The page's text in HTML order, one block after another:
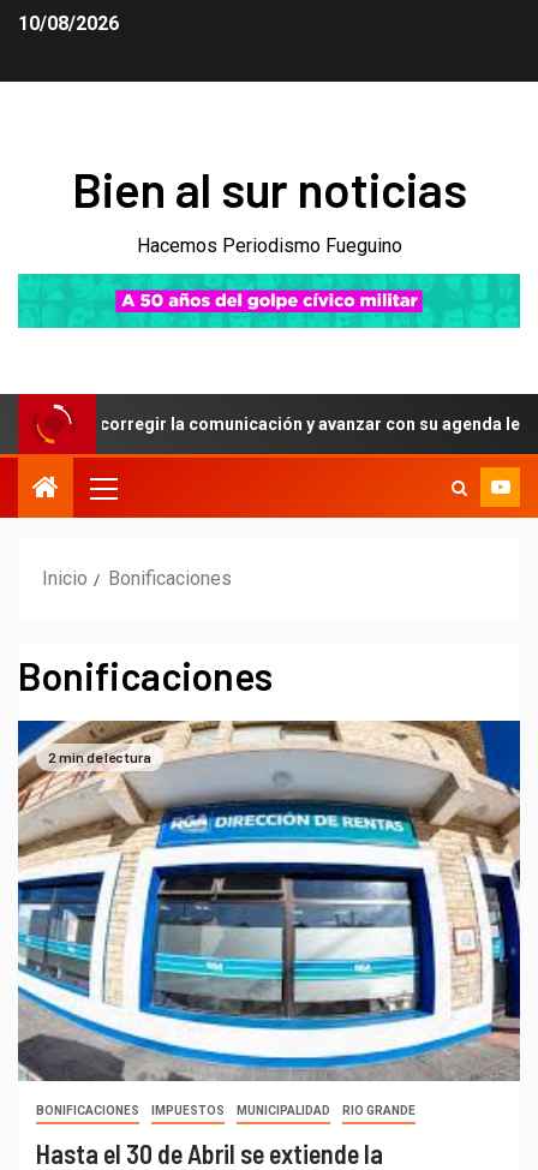
10/08/2026
Bien al sur noticias
Hacemos Periodismo Fueguino
corregir la comunicación y avanzar con su agenda legislativa
Inicio Bonificaciones
Bonificaciones
2 min de lectura
BONIFICACIONES IMPUESTOS MUNICIPALIDAD RIO GRANDE
Hasta el 30 de Abril se extiende la